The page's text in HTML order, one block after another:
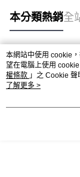
本分類熱銷全
熱門標籤
本網站中使用 cookie
望在電腦上使用
權條款 」之 Cookie
用條款之 Cookie 聲明
了解更多 >